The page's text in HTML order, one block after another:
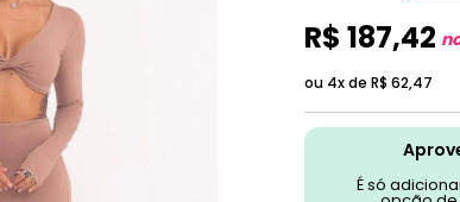
R$ 187,42
ou 4x de R$ 62,47
É só